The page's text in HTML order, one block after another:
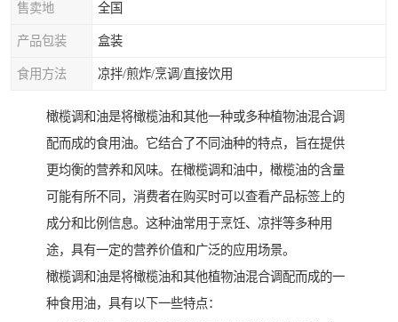
售卖地 全国
产品包装 盒装
食用方法 凉拌/煎炸/烹调/直接饮用
橄榄调和油是将橄榄油和其他一种或多种植物油混合调
配而成的食用油。它结合了不同油种的特点，旨在提供
更均衡的营养和风味。在橄榄调和油中，橄榄油的含量
可能有所不同，消费者在购买时可以查看产品标签上的
成分和比例信息。这种油常用于烹饪、凉拌等多种用
途，具有一定的营养价值和广泛的应用场景。
橄榄调和油是将橄榄油和其他植物油混合调配而成的一
种食用油，具有以下一些特点：